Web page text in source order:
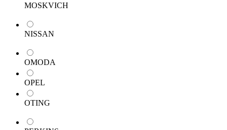
MOSKVICH
NISSAN
OMODA
OPEL
OTING